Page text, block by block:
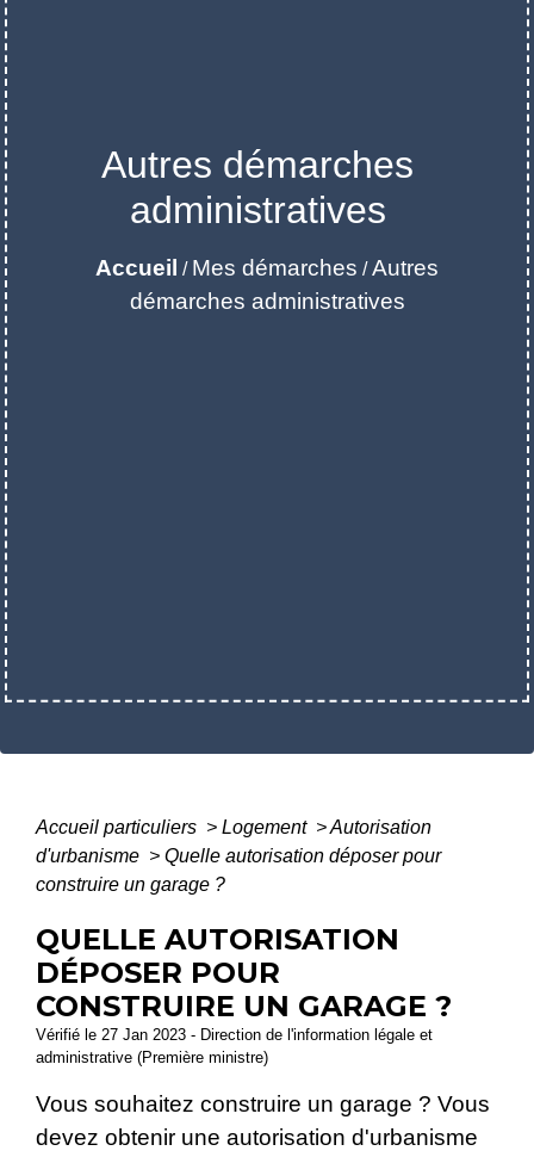
Autres démarches
administratives
Accueil / Mes démarches /Autres
démarches administratives
Accueil particuliers > Logement >Autorisation
d'urbanisme > Quelle autorisation déposer pour
construire un garage ?
QUELLE AUTORISATION
DÉPOSER POUR
CONSTRUIRE UN GARAGE ?
Vérifié le 27 Jan 2023 - Direction de l'information légale et
administrative (Première ministre)
Vous souhaitez construire un garage ? Vous
devez obtenir une autorisation d'urbanisme